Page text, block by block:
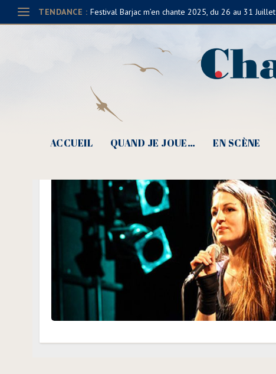
TENDANCE : Festival Barjac m’en chante 2025, du 26 au 31 Juillet
ACCUEIL QUAND JE JOUE… EN SCÈNE